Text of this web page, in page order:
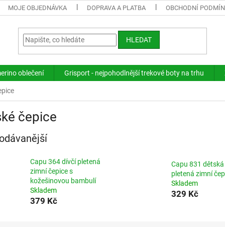
MOJE OBJEDNÁVKA DOPRAVA A PLATBA OBCHODNÍ
HLEDAT
oblečení Grisport - nejpohodlnější trekové boty na trhu
čepice
Capu 364 dívčí pletená
zimní čepice s
kožešinovou bambulí
Skladem
379 Kč
Capu 831 dětská
pletená zimní
Skladem
329 Kč